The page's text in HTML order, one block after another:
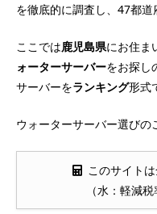
を徹底的に調査し、47都道
ここでは鹿児島県にお住ま
ォーターサーバーをお探し
サーバーをランキング形式
ウォーターサーバー選びの
このサイト
（水：軽減